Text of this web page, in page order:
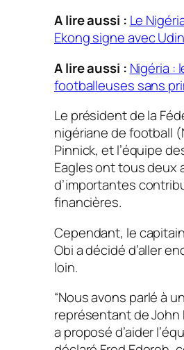
A lire aussi : Le
Ekong signe avec
A lire aussi : Nigéria :
footballeuses sans
Le président de la
nigériane de football
Pinnick, et l’équipe
Eagles ont tous deux
d’importantes
financières.
Cependant, le
Obi a décidé d’aller
loin.
“Nous avons parlé à un
représentant de John
a proposé d’aider